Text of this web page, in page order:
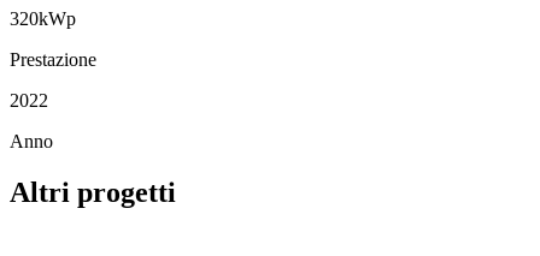
320kWp
Prestazione
2022
Anno
Altri progetti